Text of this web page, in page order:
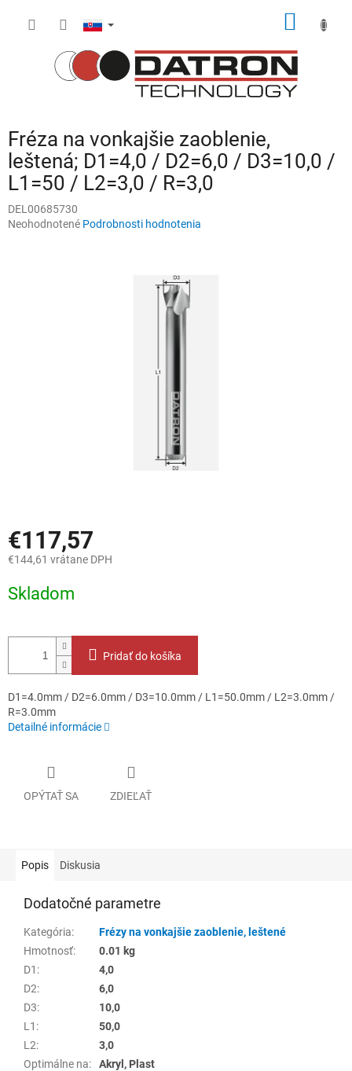
Fréza na vonkajšie zaoblenie,
leštená; D1=4,0 / D2=6,0 / D3=10,0 /
L1=50 / L2=3,0 / R=3,0
DEL00685730
Priemerné
Neohodnotené Podrobnosti hodnotenia
€117,57
€144,61 vrátane DPH
cena:
Skladom
Pridať do košíka
D1=4.0mm / D2=6.0mm / D3=10.0mm / L1=50.0mm / L2=3.0mm /
R=3.0mm
Detailné informácie
OPÝTAŤ SA ZDIEĽAŤ
Popis Diskusia
Dodatočné parametre
Kategória:
Frézy na vonkajšie zaoblenie, leštené
Hmotnosť:
0.01 kg
D1 :
4,0
D2:
6,0
D3:
10,0
L1 :
50,0
L2:
3,0
Optimálne na:
Akryl, Plast